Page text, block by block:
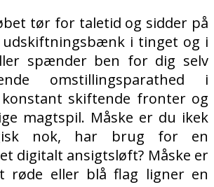
tør for taletid og sidder på
udskiftningsbænk i tinget og i
spænder ben for dig selv
omstillingsparathed i
skiftende fronter og
magtspil. Måske er du ikek
nok, har brug for en
digitalt ansigtsløft? Måske er
eller blå flag ligner en